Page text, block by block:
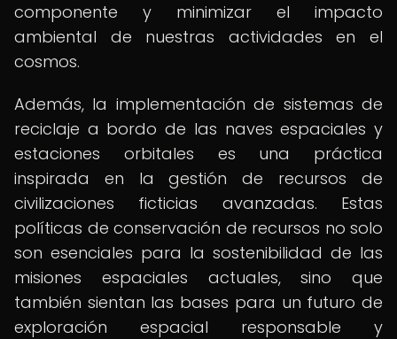
componente y minimizar el impacto
ambiental de nuestras actividades en el
cosmos.
Además, la implementación de sistemas de
reciclaje a bordo de las naves espaciales y
estaciones orbitales es una práctica
inspirada en la gestión de recursos de
civilizaciones ficticias avanzadas. Estas
políticas de conservación de recursos no solo
son esenciales para la sostenibilidad de las
misiones espaciales actuales, sino que
también sientan las bases para un futuro de
exploración espacial responsable y